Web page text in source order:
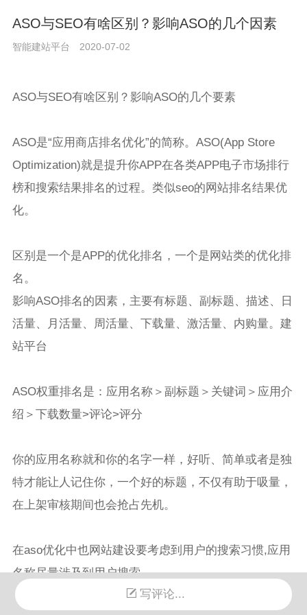
ASO与SEO有啥区别？影响ASO的几个因素
智能建站平台 2020-07-02
ASO与SEO有啥区别？影响ASO的几个要素
ASO是“应用商店排名优化”的简称。ASO(App Store
Optimization)就是提升你APP在各类APP电子市场排行
榜和搜索结果排名的过程。类似seo的网站排名结果优
化。
区别是一个是APP的优化排名，一个是网站类的优化排
名。
影响ASO排名的因素，主要有标题、副标题、描述、日
活量、月活量、周活量、下载量、激活量、内购量。建
站平台
ASO权重排名是：应用名称＞副标题＞关键词＞应用介
绍＞下载数量>评论>评分
你的应用名称就和你的名字一样，好听、简单或者是独
特才能让人记住你，一个好的标题，不仅有助于吸量，
在上架审核期间也会抢占先机。
在aso优化中也网站建设要考虑到用户的搜索习惯,应用
名称尽量涉及到用户搜索。
写评论...